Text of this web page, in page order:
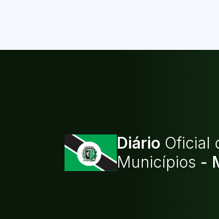
Diário Oficial
Municípios